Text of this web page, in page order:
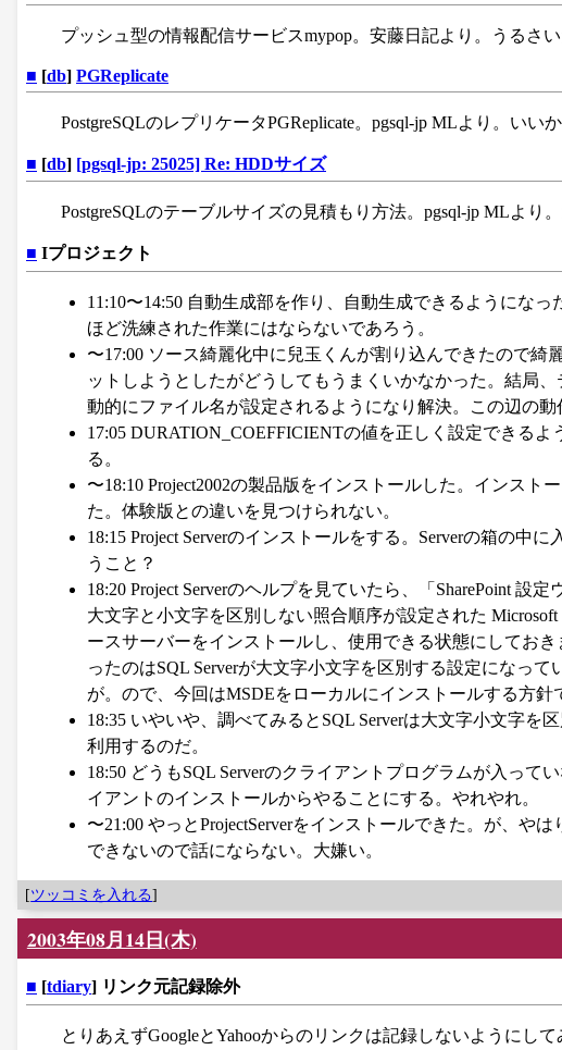
プッシュ型の情報配信サービスmypop。安藤日記より。うるさ
■ [db] PGReplicate
PostgreSQLのレプリケータPGReplicate。pgsql-jp MLより。いい
■ [db] [pgsql-jp: 25025] Re: HDDサイズ
PostgreSQLのテーブルサイズの見積もり方法。pgsql-jp MLより
■ Iプロジェクト
11:10〜14:50 自動生成部を作り、自動生成できるようにな
ほど洗練された作業にはならないであろう。
〜17:00 ソース綺麗化中に兒玉くんが割り込んできたので
ットしようとしたがどうしてもうまくいかなかった。結局
動的にファイル名が設定されるようになり解決。この辺の動
17:05 DURATION_COEFFICIENTの値を正しく設定できる
る。
〜18:10 Project2002の製品版をインストールした。インス
た。体験版との違いを見つけられない。
18:15 Project Serverのインストールをする。Serverの箱の中
うこと？
18:20 Project Serverのヘルプを見ていたら、「SharePoint 設定
大文字と小文字を区別しない照合順序が設定された Microsoft
ースサーバーをインストールし、使用できる状態にしておき
ったのはSQL Serverが大文字小文字を区別する設定になっ
が。ので、今回はMSDEをローカルにインストールする方針
18:35 いやいや、調べてみるとSQL Serverは大文字小文字を
利用するのだ。
18:50 どうもSQL Serverのクライアントプログラムが入って
イアントのインストールからやることにする。やれやれ。
〜21:00 やっとProjectServerをインストールできた。が、や
できないので話にならない。大嫌い。
[ツッコミを入れる]
2003年08月14日(木)
■ [tdiary] リンク元記録除外
とりあえずGoogleとYahooからのリンクは記録しないようにして